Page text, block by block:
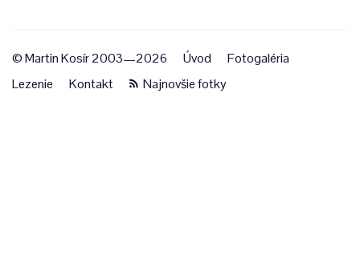
© Martin Kosír 2003—2026 Úvod
Fotogaléria
Lezenie
Kontakt Najnovšie fotky